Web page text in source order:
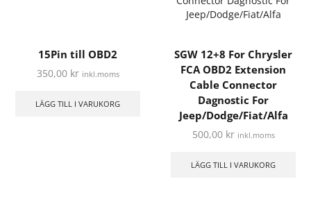
15Pin till OBD2
350,00 kr inkl.moms
LÄGG TILL I VARUKORG
SGW 12+8 For Chrysler
FCA OBD2 Extension
Cable Connector
Dagnostic For
Jeep/Dodge/Fiat/Alfa
500,00 kr inkl.moms
LÄGG TILL I VARUKORG